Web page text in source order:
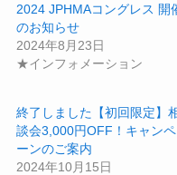
2024 JPHMAコングレス 開
のお知らせ
2024年8月23日
★インフォメーション
終了しました【初回限定】
談会3,000円OFF！キャンペ
ーンのご案内
2024年10月15日